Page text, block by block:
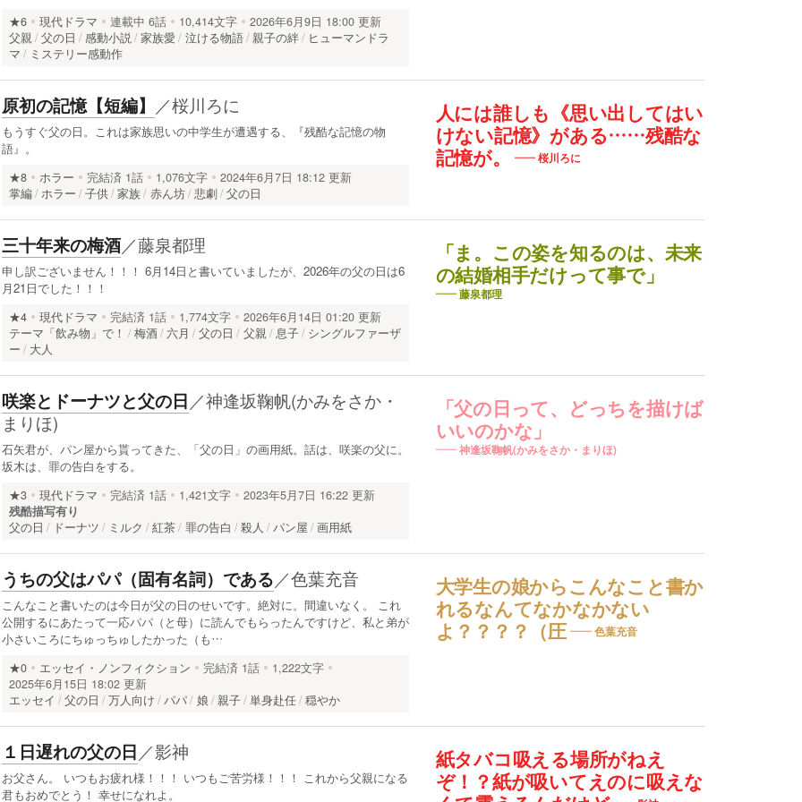
★6 現代ドラマ 連載中 6話 10,414文字
2026年6月9日 18:00 更新
父親 父の日 感動小説 家族愛 泣ける物語 親子の絆
ヒューマンドラ
マ
ミステリー感動作
人には誰しも《思い出してはい
けない記憶》がある……残酷な
記憶が。
桜川ろに
原初の記憶【短編】 ／桜川ろに
もうすぐ父の日。これは家族思いの中学生が遭遇する、『残酷な記憶の物
語』。
★8 ホラー 完結済 1話 1,076文字
2024年6月7日 18:12 更新
掌編 ホラー 子供 家族 赤ん坊 悲劇 父の日
「ま。この姿を知るのは、未来
の結婚相手だけって事で」
藤泉都理
三十年来の梅酒／藤泉都理
申し訳ございません！！！ 6月14日と書いていましたが、2026年の父の日は6
月21日でした！！！
★4 現代ドラマ 完結済 1話 1,774文字
2026年6月14日 01:20 更新
テーマ「飲み物」で！
梅酒 六月 父の日 父親 息子
シングルファーザ
ー
大人
「父の日って、どっちを描けば
いいのかな」
神逢坂鞠帆(かみをさか・まりほ)
咲楽とドーナツと父の日 ／神逢坂鞠帆(かみをさか・
まりほ)
石矢君が、パン屋から貰ってきた、「父の日」の画用紙。話は、咲楽の父に。
坂木は、罪の告白をする。
★3 現代ドラマ 完結済 1話 1,421文字
2023年5月7日 16:22 更新
残酷描写有り
父の日
ドーナツ ミルク 紅茶 罪の告白 殺人 パン屋 画用紙
大学生の娘からこんなこと書か
れるなんてなかなかない
よ？？？？（圧
色葉充音
うちの父はパパ（固有名詞）である／色葉充音
こんなこと書いたのは今日が父の日のせいです。絶対に。間違いなく。 これ
公開するにあたって一応パパ（と母）に読んでもらったんですけど、私と弟が
小さいころにちゅっちゅしたかった（も…
★0 エッセイ・ノンフィクション 完結済 1話
1,222文字
2025年6月15日 18:02 更新
エッセイ
父の日 万人向け パパ 娘 親子 単身赴任 穏やか
紙タバコ吸える場所がねえ
ぞ！？紙が吸いてえのに吸えな
１日遅れの父の日 ／影神
お父さん。 いつもお疲れ様！！！ いつもご苦労様！！！ これから父親になる
君もおめでとう！ 幸せになれよ。